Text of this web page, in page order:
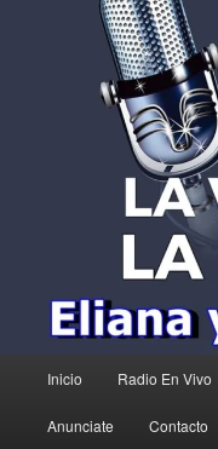
principal
Inicio Radio En Vivo
Anunciate Contacto